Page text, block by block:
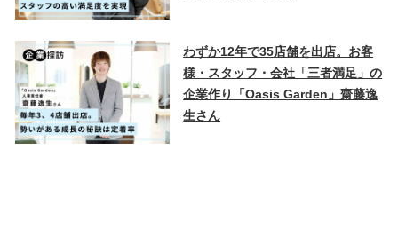
わずか12年で35店舗を出店。お客
様・スタッフ・会社「三者満足」の
企業作り「Oasis Garden」齋藤逸
生さん